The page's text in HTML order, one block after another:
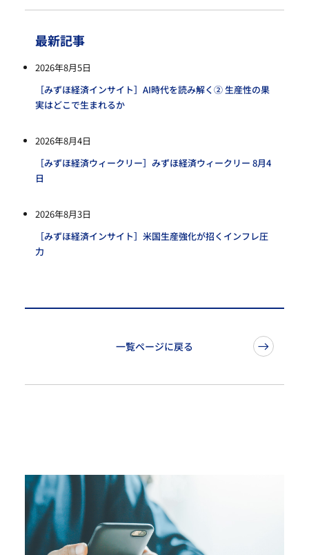
最新記事
2026年8月5日
［みずほ経済インサイト］AI時代を読み解く② 生産性の果
実はどこで生まれるか
2026年8月4日
［みずほ経済ウィークリー］みずほ経済ウィークリー 8月4
日
2026年8月3日
［みずほ経済インサイト］米国生産強化が招くインフレ圧
力
一覧ページに戻る